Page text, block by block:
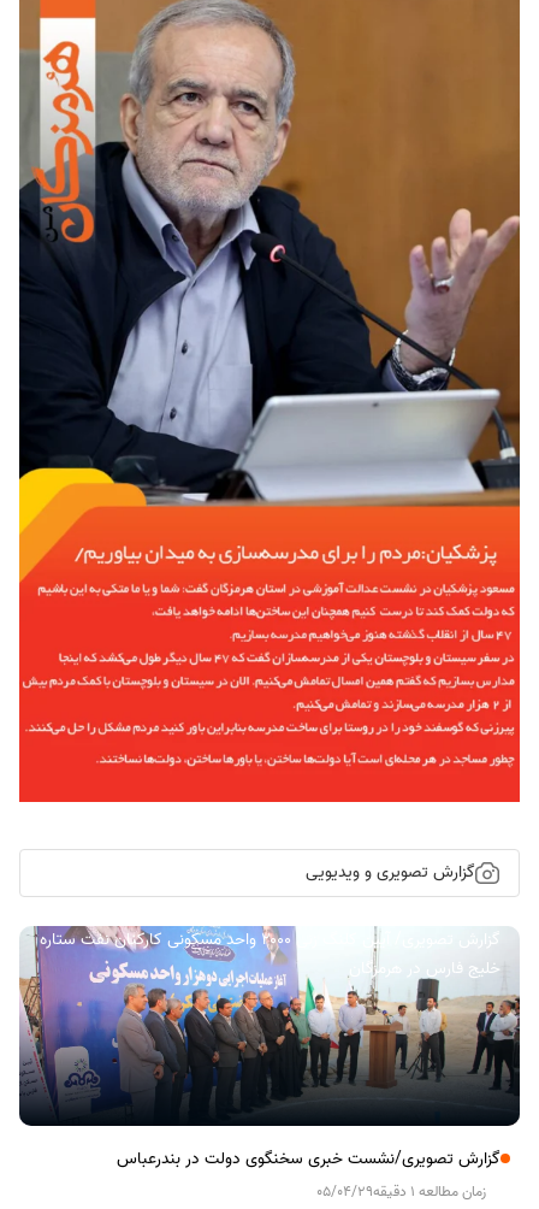
گزارش تصویری و ویدیویی
گزارش تصویری/ آیین کلنگ زنی ۲۰۰۰ واحد مسکونی کارکنان نفت ستاره
خلیج فارس در هرمزگان
گزارش تصویری/نشست خبری سخنگوی دولت در بندرعباس
زمان مطالعه 1 دقیقه 05/04/29